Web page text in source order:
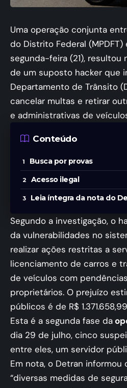
Uma operação conjunta
do Distrito Federal (MPDFT)
segunda-feira (21), resultou
de um suposto hacker que
Departamento de Trânsito
cancelar multas e retirar
e administrativas de
Conteúdo
Busca por provas
Acesso ilegal
Leia íntegra da nota do
Segundo a investigação, o
da vulnerabilidades no
realizar ações restritas a
licenciamento de carros e
de veículos com
proprietários. O prejuízo
públicos é de R$
Esta é a segunda fase da
dia 29 de julho, cinco
entre eles, um servidor
Em nota, o Detran informou
“diversas medidas de